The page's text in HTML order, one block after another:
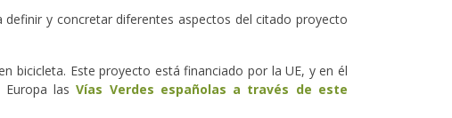
y concretar diferentes aspectos del citado proyecto
bicicleta. Este proyecto está financiado por la UE, y en él
Europa lasVías Verdes españolas a través de este